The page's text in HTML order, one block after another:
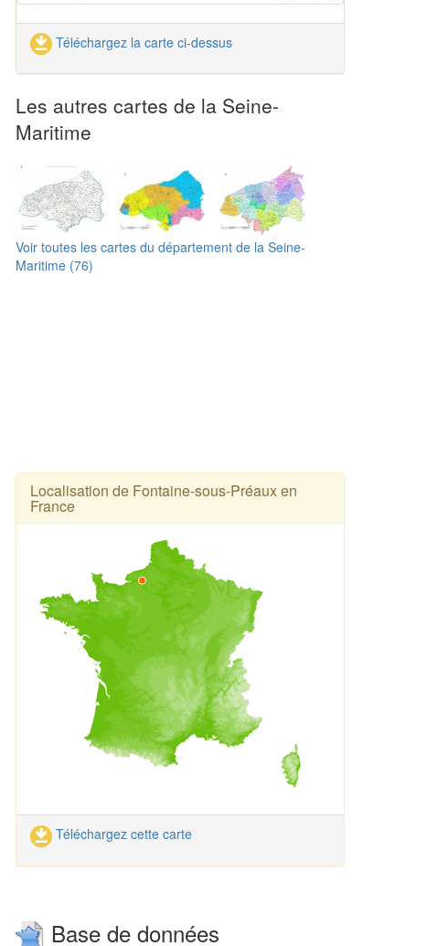
Téléchargez la carte ci-dessus
Les autres cartes de la Seine-
Maritime
Voir toutes les cartes du département de la Seine-
Maritime (76)
Localisation de Fontaine-sous-Préaux en
France
Téléchargez cette carte
Base de données